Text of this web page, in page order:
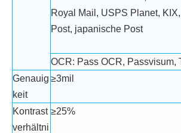
Royal Mail, USPS Planet,
Post, japanische Post
OCR: Pass OCR, Passvisum,
Genauig
keit
≥3mil
Kontrast
verhältni
≥25%